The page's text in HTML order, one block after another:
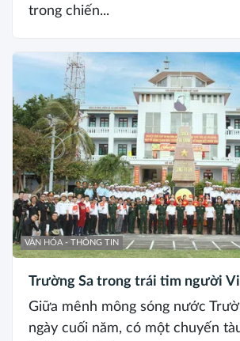
trong chiến...
VĂN HÓA - THÔNG TIN
Trường Sa trong trái tim người
Giữa mênh mông sóng nước
ngày cuối năm, có một chuyến